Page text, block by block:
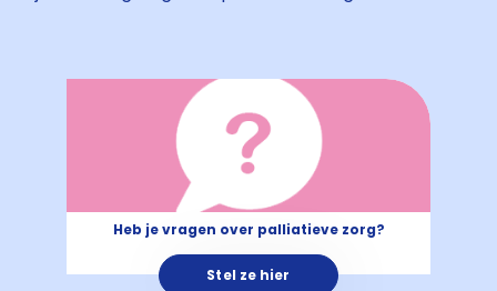
Heb je vragen over palliatieve zorg?
Stel ze hier